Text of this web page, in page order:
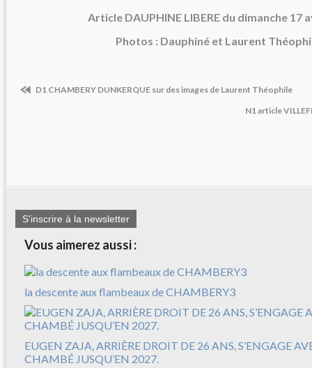
Article DAUPHINE LIBERE du dimanche 17
Photos : Dauphiné et Laurent
D1 CHAMBERY DUNKERQUE sur des images de Laurent Théophile
N1 article
S'inscrire à la newsletter
Vous aimerez aussi :
la descente aux flambeaux de CHAMBERY3
EUGEN ZAJA, ARRIÈRE DROIT DE 26 ANS, S’ENGAGE
CHAMBÉ JUSQU’EN 2027.